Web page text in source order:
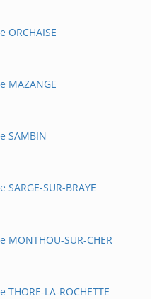
MAZANGE
SAMBIN
SUR-BRAYE
SUR-CHER
LA-ROCHETTE